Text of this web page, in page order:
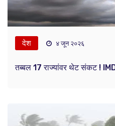
देश ४ जून २०२६
तब्बल 17 राज्यांवर थेट संकट ! IMD